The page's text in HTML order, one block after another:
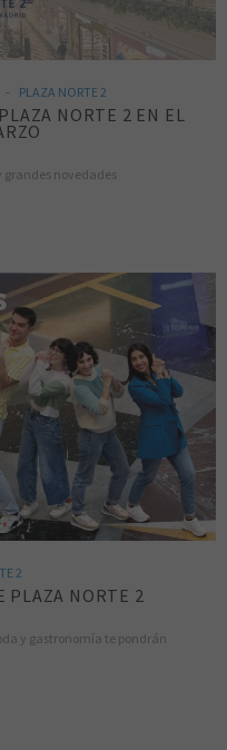
PLAZA NORTE 2
NORTE 2 EN EL
grandes novedades
2
PLAZA NORTE 2
y gastronomía te pondrán